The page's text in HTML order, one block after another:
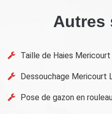
Autres
Taille de Haies
Dessouchage Mericourt
Pose de gazon en